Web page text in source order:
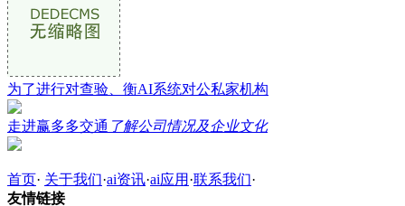
为了进行对查验、衡AI系统对公私家机构
走进赢多多交通 了解公司情况及企业文化
首页· 关于我们·ai资讯·ai应用 ·联系我们·
友情链接